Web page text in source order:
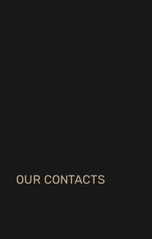
OUR CONTACTS